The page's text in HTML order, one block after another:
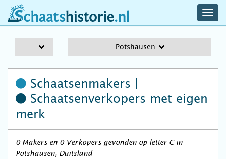
schaatshistorie.nl
Potshausen
Schaatsenmakers |
Schaatsenverkopers met eigen
merk
0 Makers en 0 Verkopers gevonden op letter C in
Potshausen, Duitsland